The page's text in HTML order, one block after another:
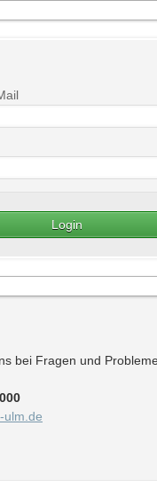
bei Fragen und
ulm.de